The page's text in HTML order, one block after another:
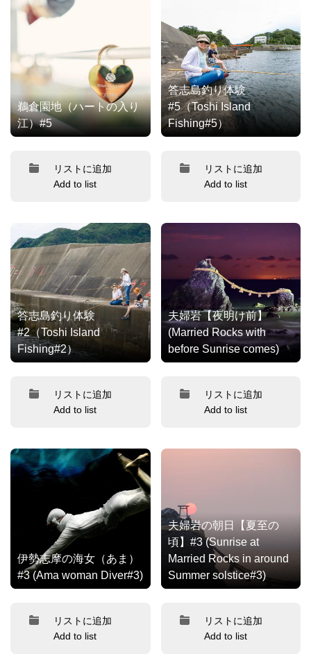
鵜倉園地（ハートの入り
江）#5
リストに追加
Add to list
答志島釣り体験
#5（Toshi Island
Fishing#5）
リストに追加
Add to list
答志島釣り体験
#2（Toshi Island
Fishing#2）
リストに追加
Add to list
夫婦岩【夜明け前】
(Married Rocks with
before Sunrise comes)
リストに追加
Add to list
伊勢志摩の海女（あま）
#3 (Ama woman Diver#3)
リストに追加
Add to list
夫婦岩の朝日【夏至の
頃】#3 (Sunrise at
Married Rocks in around
Summer solstice#3)
リストに追加
Add to list